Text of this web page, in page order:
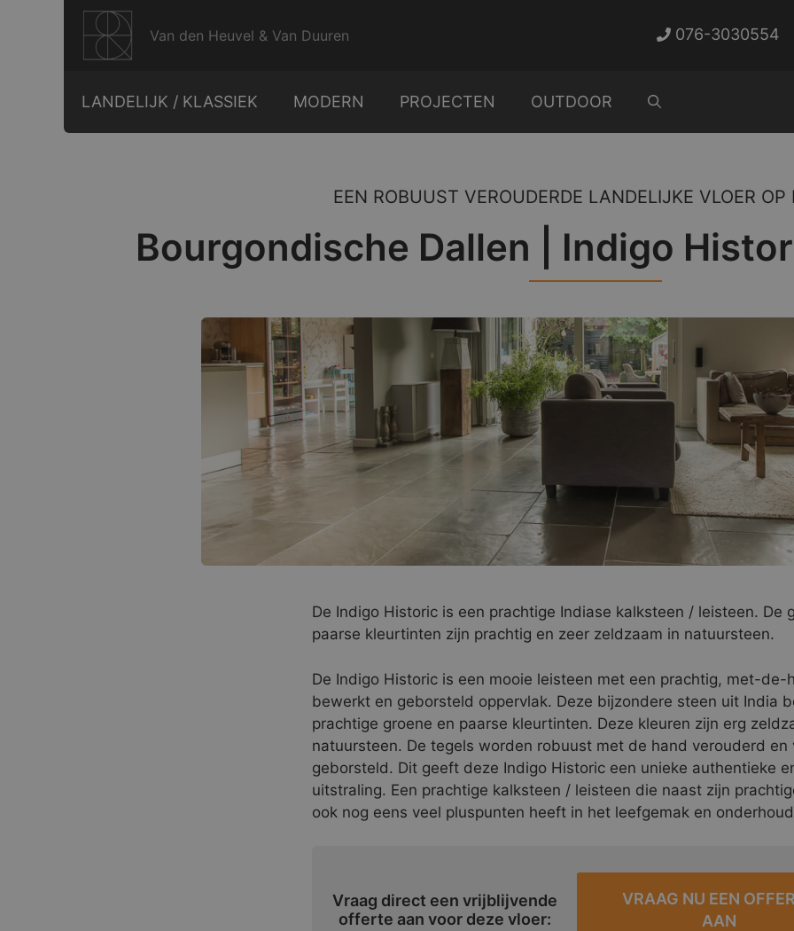
Van den Heuvel & Van Duuren 076-3030554
LANDELIJK / KLASSIEK MODERN PROJECTEN OUTDOOR
EEN ROBUUST VEROUDERDE LANDELIJKE VLOER OP
Bourgondische Dallen | Indigo
De Indigo Historic is een prachtige Indiase kalksteen / leisteen. De
paarse kleurtinten zijn prachtig en zeer zeldzaam in natuursteen.
De Indigo Historic is een mooie leisteen met een prachtig, met-de-
bewerkt en geborsteld oppervlak. Deze bijzondere steen uit India
prachtige groene en paarse kleurtinten. Deze kleuren zijn erg
natuursteen. De tegels worden robuust met de hand verouderd en
geborsteld. Dit geeft deze Indigo Historic een unieke authentieke
uitstraling. Een prachtige kalksteen / leisteen die naast zijn
ook nog eens veel pluspunten heeft in het leefgemak en
Vraag direct een vrijblijvende
offerte aan voor deze vloer:
VRAAG NU EEN
AAN